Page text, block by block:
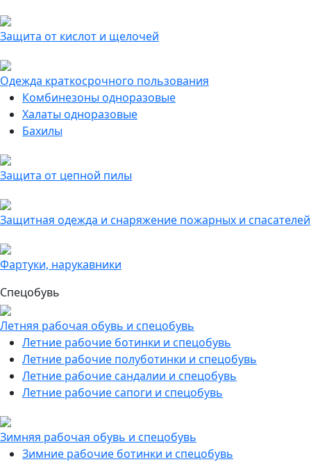
Защита от кислот и щелочей
Одежда краткосрочного пользования
Комбинезоны одноразовые
Халаты одноразовые
Бахилы
Защита от цепной пилы
Защитная одежда и снаряжение пожарных и спасателей
Фартуки, нарукавники
Спецобувь
Летняя рабочая обувь и спецобувь
Летние рабочие ботинки и спецобувь
Летние рабочие полуботинки и спецобувь
Летние рабочие сандалии и спецобувь
Летние рабочие сапоги и спецобувь
Зимняя рабочая обувь и спецобувь
Зимние рабочие ботинки и спецобувь